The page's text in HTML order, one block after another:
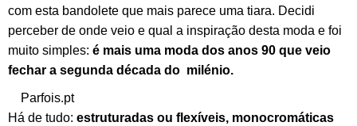
com esta bandolete que mais parece uma tiara. Decidi
perceber de onde veio e qual a inspiração desta moda e foi
muito simples: é mais uma moda dos anos 90 que veio
fechar a segunda década do milénio.
Parfois.pt
Há de tudo: estruturadas ou flexíveis, monocromáticas